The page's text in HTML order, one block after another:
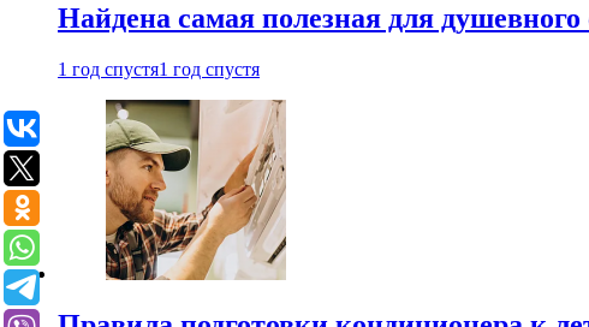
Найдена самая полезная для
1 год спустя1 год спустя